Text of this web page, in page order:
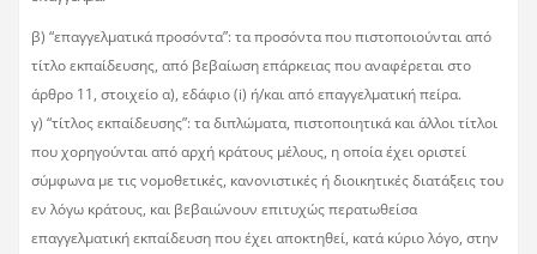
β) “επαγγελματικά προσόντα”: τα προσόντα που πιστοποιούνται από
τίτλο εκπαίδευσης, από βεβαίωση επάρκειας που αναφέρεται στο
άρθρο 11, στοιχείο α), εδάφιο (i) ή/και από επαγγελματική πείρα.
γ) “τίτλος εκπαίδευσης”: τα διπλώματα, πιστοποιητικά και άλλοι τίτλοι
που χορηγούνται από αρχή κράτους μέλους, η οποία έχει οριστεί
σύμφωνα με τις νομοθετικές, κανονιστικές ή διοικητικές διατάξεις του
εν λόγω κράτους, και βεβαιώνουν επιτυχώς περατωθείσα
επαγγελματική εκπαίδευση που έχει αποκτηθεί, κατά κύριο λόγο, στην